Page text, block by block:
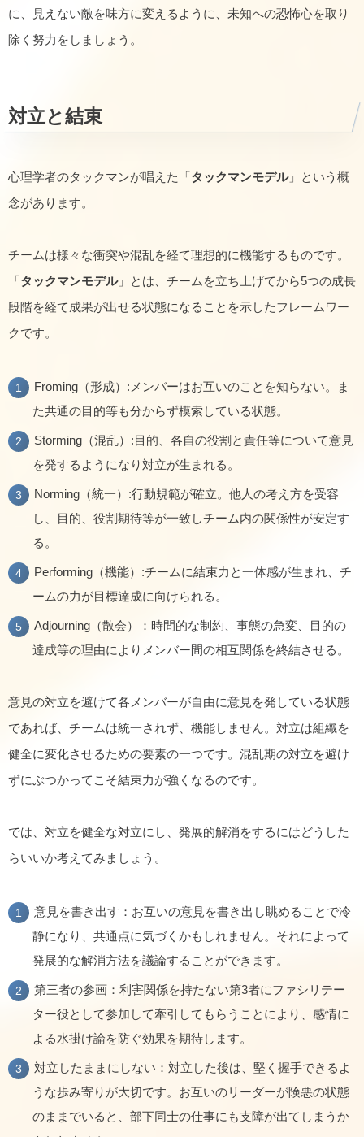
に、見えない敵を味方に変えるように、未知への恐怖心を取り
除く努力をしましょう。
対立と結束
心理学者のタックマンが唱えた「タックマンモデル」という概
念があります。
チームは様々な衝突や混乱を経て理想的に機能するものです。
「タックマンモデル」とは、チームを立ち上げてから5つの成長
段階を経て成果が出せる状態になることを示したフレームワー
クです。
Froming（形成）:メンバーはお互いのことを知らない。ま
た共通の目的等も分からず模索している状態。
Storming（混乱）:目的、各自の役割と責任等について意見
を発するようになり対立が生まれる。
Norming（統一）:行動規範が確立。他人の考え方を受容
し、目的、役割期待等が一致しチーム内の関係性が安定す
る。
Performing（機能）:チームに結束力と一体感が生まれ、チ
ームの力が目標達成に向けられる。
Adjourning（散会）：時間的な制約、事態の急変、目的の
達成等の理由によりメンバー間の相互関係を終結させる。
意見の対立を避けて各メンバーが自由に意見を発している状態
であれば、チームは統一されず、機能しません。対立は組織を
健全に変化させるための要素の一つです。混乱期の対立を避け
ずにぶつかってこそ結束力が強くなるのです。
では、対立を健全な対立にし、発展的解消をするにはどうした
らいいか考えてみましょう。
意見を書き出す：お互いの意見を書き出し眺めることで冷
静になり、共通点に気づくかもしれません。それによって
発展的な解消方法を議論することができます。
第三者の参画：利害関係を持たない第3者にファシリテー
ター役として参加して牽引してもらうことにより、感情に
よる水掛け論を防ぐ効果を期待します。
対立したままにしない：対立した後は、堅く握手できるよ
うな歩み寄りが大切です。お互いのリーダーが険悪の状態
のままでいると、部下同士の仕事にも支障が出てしまうか